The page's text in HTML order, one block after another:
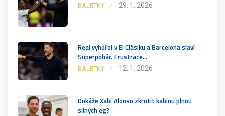
BALETKY 29. 1. 2026
Real vyhořel v El Clásiku a Barcelona slaví
Superpohár. Frustrace…
BALETKY 12. 1. 2026
Dokáže Xabi Alonso zkrotit kabinu plnou
silných eg?